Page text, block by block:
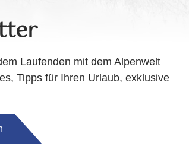
Laufenden mit dem Alpenwelt
Tipps für Ihren Urlaub, exklusive